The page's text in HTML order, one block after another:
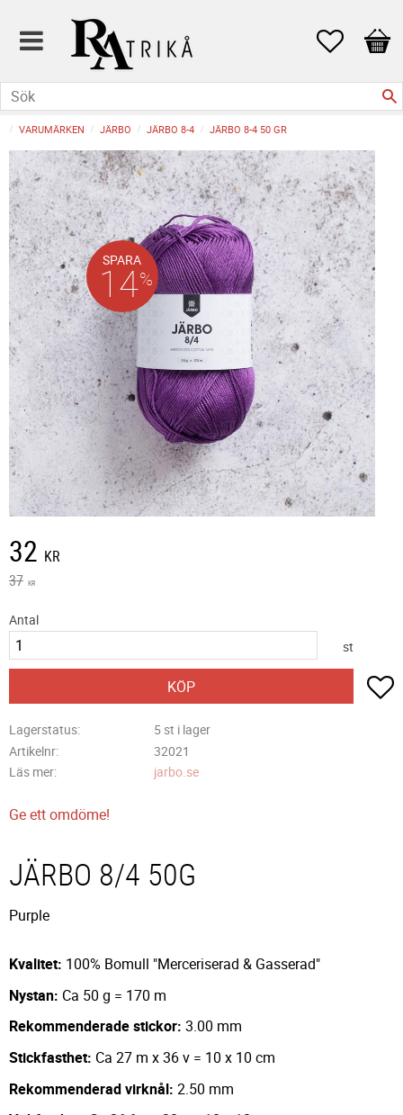
Favoriter
VARUMÄRKEN JÄRBO JÄRBO 8-4 JÄRBO 8-4 50 GR
SPARA
14%
Nedsatt pris:
32 KR
Ordinarie pris:
37 KR
Antal
st
KÖP
Lagerstatus
5 st i lager
Artikelnr
32021
Läs mer
jarbo.se
Ge ett omdöme!
JÄRBO 8/4 50G
Purple
Kvalitet: 100% Bomull "Merceriserad & Gasserad"
Nystan: Ca 50 g = 170 m
Rekommenderade stickor: 3.00 mm
Stickfasthet: Ca 27 m x 36 v = 10 x 10 cm
Rekommenderad virknål: 2.50 mm